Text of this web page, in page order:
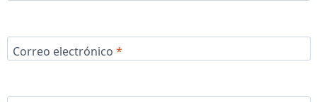
Correo electrónico *